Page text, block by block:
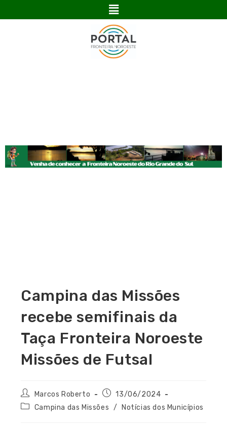
Campina das Missões
recebe semifinais da
Taça Fronteira Noroeste
Missões de Futsal
Marcos Roberto
13/06/2024
Campina das Missões / Notícias dos Municípios